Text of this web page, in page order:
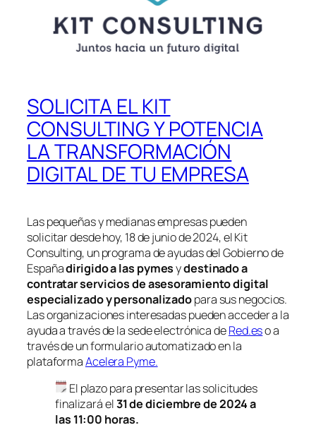
SOLICITA EL KIT
CONSULTING Y POTENCIA
LA TRANSFORMACIÓN
DIGITAL DE TU EMPRESA
Las pequeñas y medianas empresas pueden
solicitar desde hoy, 18 de junio de 2024, el Kit
Consulting, un programa de ayudas del Gobierno de
Españadirigido a las pymesydestinado a
contratar servicios de asesoramiento digital
especializado y personalizadopara sus negocios.
Las organizaciones interesadas pueden acceder a la
ayuda a través de la sede electrónica deRed.eso a
través de un formulario automatizado en la
plataformaAcelera Pyme.
El plazo para presentar las solicitudes
finalizará el31 de diciembre de 2024 a
las 11:00 horas.